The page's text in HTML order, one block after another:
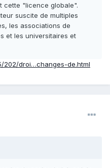
cette "licence globale".
suscite de multiples
les associations de
et les universitaires et
202/droi…changes-de.html